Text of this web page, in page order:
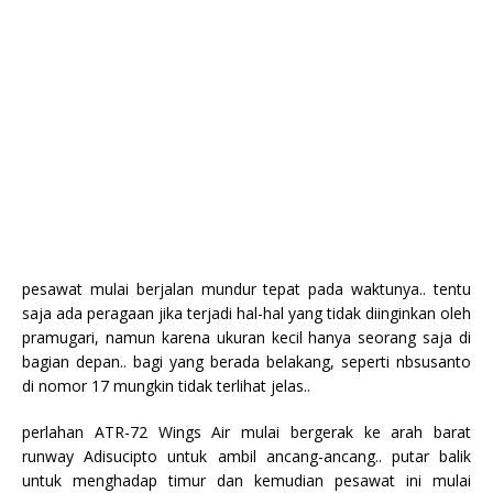
pesawat mulai berjalan mundur tepat pada waktunya.. tentu
saja ada peragaan jika terjadi hal-hal yang tidak diinginkan oleh
pramugari, namun karena ukuran kecil hanya seorang saja di
bagian depan.. bagi yang berada belakang, seperti nbsusanto
di nomor 17 mungkin tidak terlihat jelas..
perlahan ATR-72 Wings Air mulai bergerak ke arah barat
runway Adisucipto untuk ambil ancang-ancang.. putar balik
untuk menghadap timur dan kemudian pesawat ini mulai